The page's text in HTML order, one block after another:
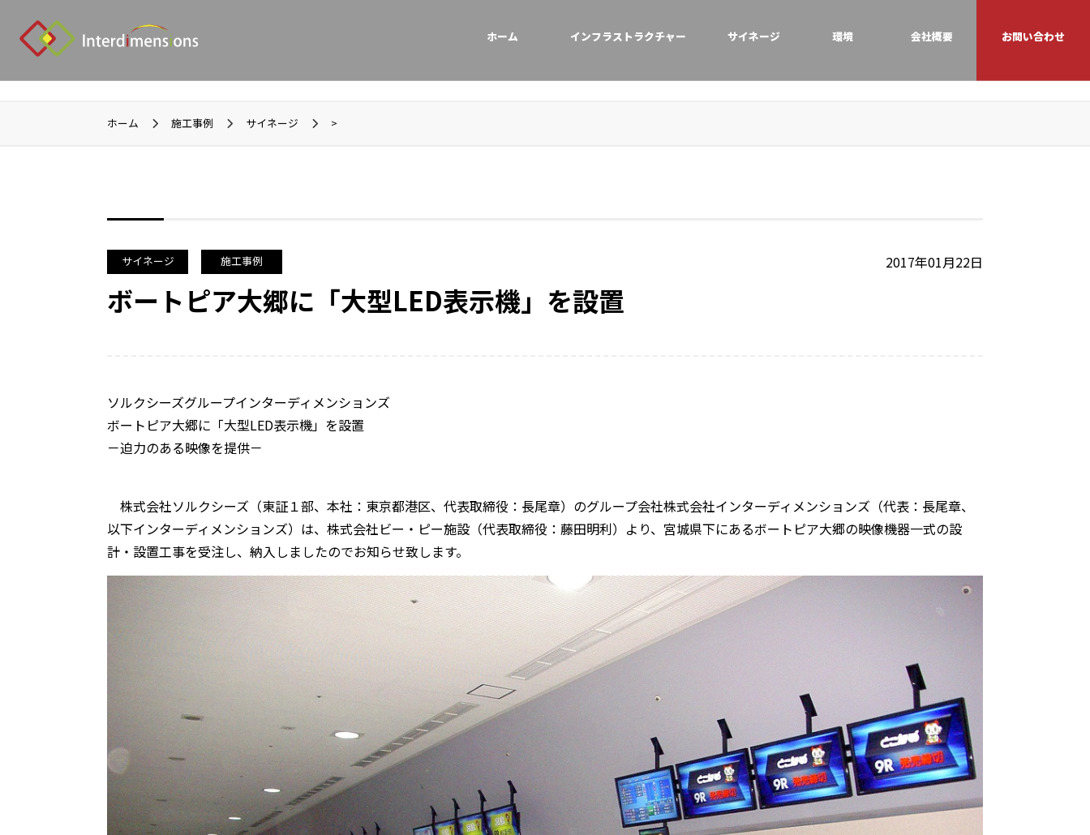
ホーム インフラストラクチャー サイネージ 環境 会社概要 お問い合わせ
ホーム 施工事例 サイネージ >
サイネージ 施工事例 2017年01月22日
ボートピア大郷に「大型LED表示機」を設置
ソルクシーズグループインターディメンションズ
ボートピア大郷に「大型LED表示機」を設置
－迫力のある映像を提供－
株式会社ソルクシーズ（東証１部、本社：東京都港区、代表取締役：長尾章）のグループ会社株式会社インターディメンションズ（代表：長尾章、
以下インターディメンションズ）は、株式会社ビー・ピー施設（代表取締役：藤田明利）より、宮城県下にあるボートピア大郷の映像機器一式の設
計・設置工事を受注し、納入しましたのでお知らせ致します。